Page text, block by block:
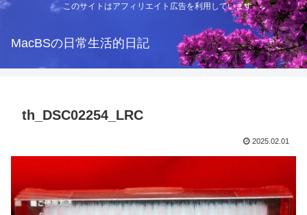
このサイトはアフィリエイト広告を利用しています
MacBSの日常生活的日記
th_DSC02254_LRC
2025.02.01